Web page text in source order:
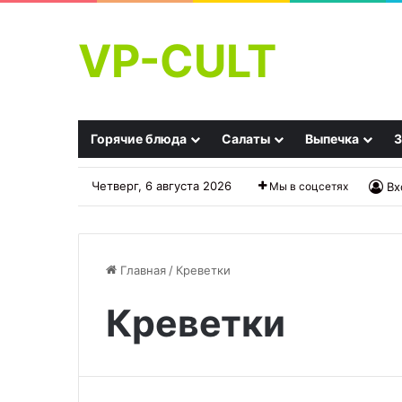
VP-CULT
Горячие блюда Салаты Выпечка
Четверг, 6 августа 2026 Мы в соцсетях
Главная / Креветки
Креветки
жирности